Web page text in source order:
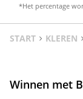
*Het percentage
START KLEREN
Winnen met